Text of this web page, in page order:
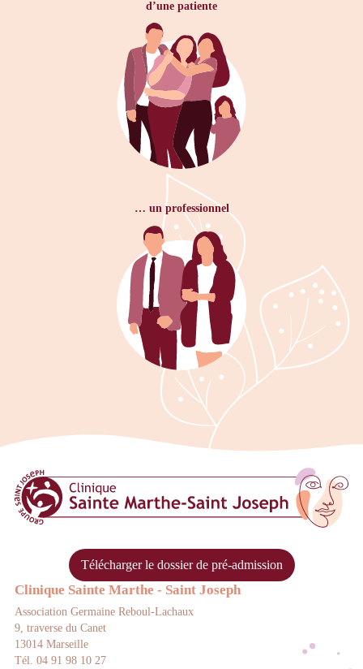
d’une patiente
… un professionnel
Clinique Sainte Marthe Saint
Télécharger le dossier de pré-admission
Clinique Sainte Marthe - Saint Joseph
Association Germaine Reboul-Lachaux
9, traverse du Canet
13014 Marseille
Tél. 04 91 98 10 27